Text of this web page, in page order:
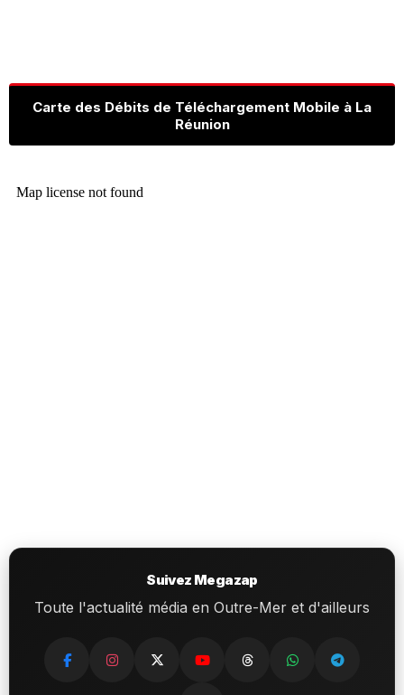
Carte des Débits de Téléchargement Mobile à La
Réunion
Suivez Megazap
Toute l'actualité média en Outre-Mer et d'ailleurs